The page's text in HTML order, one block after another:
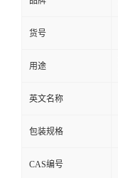
货号
用途
英文名称
包装规格
CAS编号